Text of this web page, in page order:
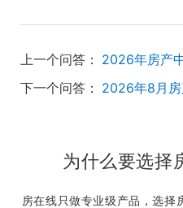
上一个问答：
下一个问答：
为什么要选择
房在线只做专业级产品，选择